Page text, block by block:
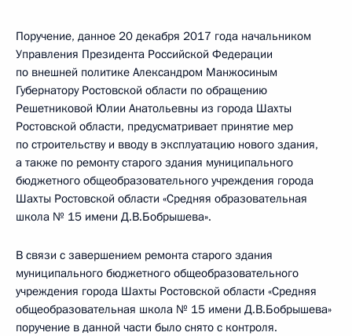
Поручение, данное 20 декабря 2017 года начальником
Управления Президента Российской Федерации
по внешней политике Александром Манжосиным
Губернатору Ростовской области по обращению
Решетниковой Юлии Анатольевны из города Шахты
Ростовской области, предусматривает принятие мер
по строительству и вводу в эксплуатацию нового здания,
а также по ремонту старого здания муниципального
бюджетного общеобразовательного учреждения города
Шахты Ростовской области «Средняя образовательная
школа № 15 имени Д.В.Бобрышева».
В связи с завершением ремонта старого здания
муниципального бюджетного общеобразовательного
учреждения города Шахты Ростовской области «Средняя
общеобразовательная школа № 15 имени Д.В.Бобрышева»
поручение в данной части было снято с контроля.